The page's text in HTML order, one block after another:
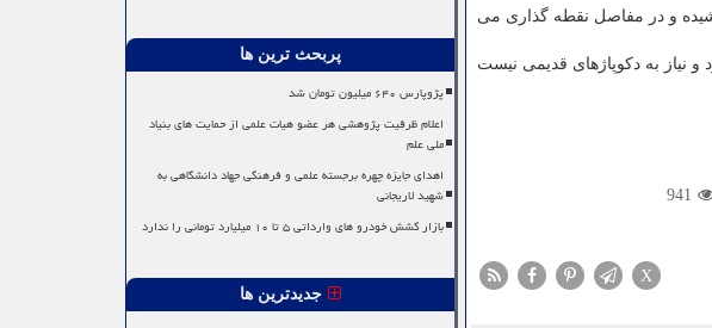
و در مفاصل نقطه گذاری می
روز می شود و در فضای موشن کپچر فضای ۳۶۰ درجه وجود دارد و نیاز به دکوپاژهای قدیمی نیست
941
X
پربحث ترین ها
پژوپارس ۶۴۰ میلیون تومان شد
اعلام ظرفیت پژوهشی هر عضو هیات علمی از حمایت های بنیاد
ملی علم
اهدای جایزه چهره برجسته علمی و فرهنگی جهاد دانشگاهی به
شهید لاریجانی
بازار کشش خودرو های وارداتی ۵ تا ۱۰ میلیارد تومانی را ندارد
جدیدترین ها